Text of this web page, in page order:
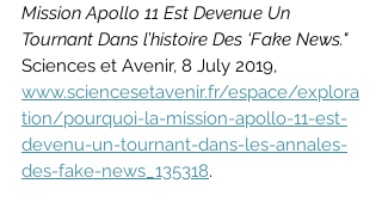
Mission Apollo 11 Est Devenue Un
Tournant Dans l’histoire Des ‘Fake News."
Sciences et Avenir, 8 July 2019,
www.sciencesetavenir.fr/espace/explora
tion/pourquoi-la-mission-apollo-11-est-
devenu-un-tournant-dans-les-annales-
des-fake-news_135318.